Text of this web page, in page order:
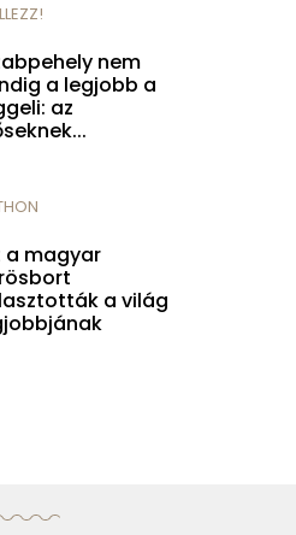
nem
a legjobb a
az
a magyar
a világ